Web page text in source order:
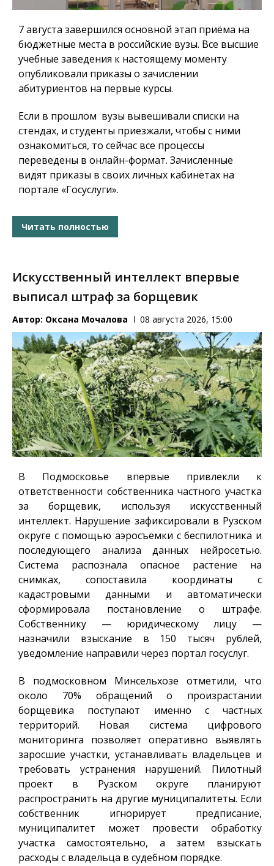
7 августа завершился основной этап приёма на
бюджетные места в российские вузы. Все высшие
учебные заведения к настоящему моменту
опубликовали приказы о зачислении
абитуриентов на первые курсы.
Если в прошлом вузы вывешивали списки на
стендах, и студенты приезжали, чтобы с ними
ознакомиться, то сейчас все процессы
переведены в онлайн-формат. Зачисленные
видят приказы в своих личных кабинетах на
портале «Госуслуги».
Читать полностью
Искусственный интеллект впервые
выписал штраф за борщевик
Автор: Оксана Мочалова 08 августа 2026, 15:00
В Подмосковье впервые привлекли к
ответственности собственника частного участка
за борщевик, используя искусственный
интеллект. Нарушение зафиксировали в Рузском
округе с помощью аэросъемки с беспилотника и
последующего анализа данных нейросетью.
Система распознала опасное растение на
снимках, сопоставила координаты с
кадастровыми данными и автоматически
сформировала постановление о штрафе.
Собственнику — юридическому лицу —
назначили взыскание в 150 тысяч рублей,
уведомление направили через портал госуслуг.
В подмосковном Минсельхозе отметили, что
около 70% обращений о произрастании
борщевика поступают именно с частных
территорий. Новая система цифрового
мониторинга позволяет оперативно выявлять
заросшие участки, устанавливать владельцев и
требовать устранения нарушений. Пилотный
проект в Рузском округе планируют
распространить на другие муниципалитеты. Если
собственник игнорирует предписание,
муниципалитет может провести обработку
участка самостоятельно, а затем взыскать
расходы с владельца в судебном порядке.